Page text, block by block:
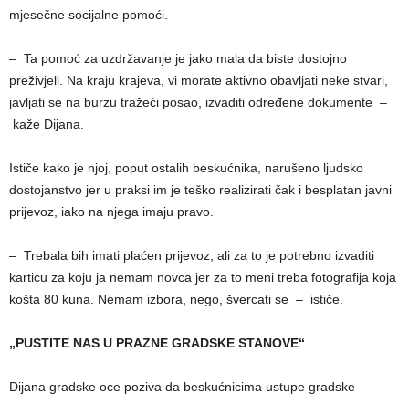
mjesečne socijalne pomoći.
– Ta pomoć za uzdržavanje je jako mala da biste dostojno
preživjeli. Na kraju krajeva, vi morate aktivno obavljati neke stvari,
javljati se na burzu tražeći posao, izvaditi određene dokumente –
kaže Dijana.
Ističe kako je njoj, poput ostalih beskućnika, narušeno ljudsko
dostojanstvo jer u praksi im je teško realizirati čak i besplatan javni
prijevoz, iako na njega imaju pravo.
– Trebala bih imati plaćen prijevoz, ali za to je potrebno izvaditi
karticu za koju ja nemam novca jer za to meni treba fotografija koja
košta 80 kuna. Nemam izbora, nego, švercati se – ističe.
„PUSTITE NAS U PRAZNE GRADSKE STANOVE“
Dijana gradske oce poziva da beskućnicima ustupe gradske